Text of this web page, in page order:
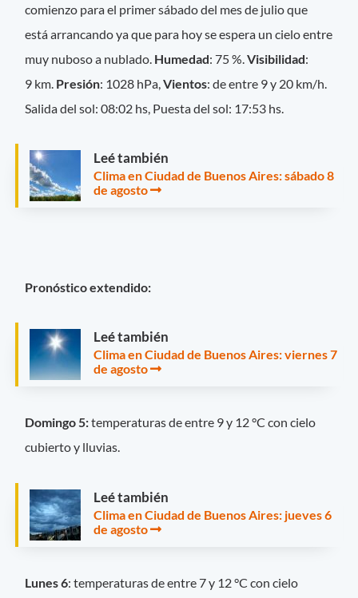
comienzo para el primer sábado del mes de julio que
está arrancando ya que para hoy se espera un cielo entre
muy nuboso a nublado. Humedad: 75 %.Visibilidad:
9 km. Presión: 1028 hPa,Vientos: de entre 9 y 20 km/h.
Salida del sol: 08:02 hs, Puesta del sol: 17:53 hs.
Leé también
Clima en Ciudad de Buenos Aires: sábado 8
de agosto
Pronóstico extendido:
Leé también
Clima en Ciudad de Buenos Aires: viernes 7
de agosto
Domingo 5:temperaturas de entre 9 y 12 °C con cielo
cubierto y lluvias.
Leé también
Clima en Ciudad de Buenos Aires: jueves 6
de agosto
Lunes 6: temperaturas de entre 7 y 12 °C con cielo